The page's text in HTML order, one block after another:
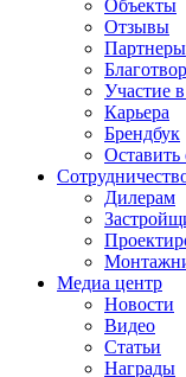
Объекты
Отзывы
Партнеры
Участие
Карьера
Брендбук
Оставить
Дилерам
Медиа центр
Новости
Видео
Статьи
Награды